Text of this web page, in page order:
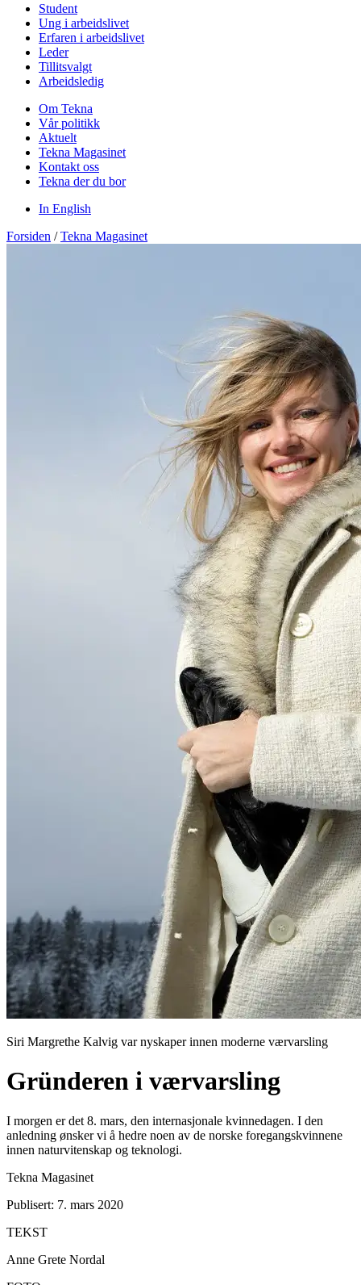
Student
Ung i arbeidslivet
Erfaren i arbeidslivet
Leder
Tillitsvalgt
Arbeidsledig
Om Tekna
Vår politikk
Aktuelt
Tekna Magasinet
Kontakt oss
Tekna der du bor
In English
Forsiden / Tekna Magasinet
Siri Margrethe Kalvig var nyskaper innen moderne værvarsling
Gründeren i værvarsling
I morgen er det 8. mars, den internasjonale kvinnedagen. I den
anledning ønsker vi å hedre noen av de norske foregangskvinnene
innen naturvitenskap og teknologi.
Tekna Magasinet
Publisert: 7. mars 2020
TEKST
Anne Grete Nordal